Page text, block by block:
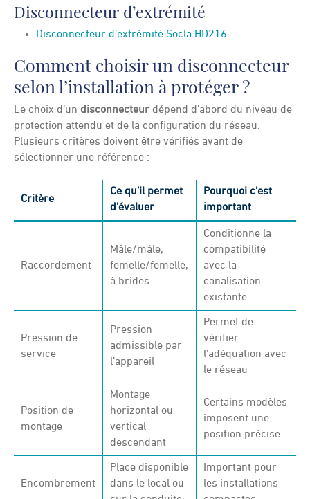
Disconnecteur d’extrémité
Disconnecteur d’extrémité Socla HD216
Comment choisir un disconnecteur
selon l’installation à protéger ?
Le choix d’un disconnecteur dépend d’abord du niveau de
protection attendu et de la configuration du réseau.
Plusieurs critères doivent être vérifiés avant de
sélectionner une référence :
Critère
Ce qu’il permet
d’évaluer
Pourquoi c’est
important
Raccordement
Mâle/mâle,
femelle/femelle,
à brides
Conditionne la
compatibilité
avec la
canalisation
existante
Pression de
service
Pression
admissible par
l’appareil
Permet de
vérifier
l’adéquation avec
le réseau
Position de
montage
Montage
horizontal ou
vertical
descendant
Certains modèles
imposent une
position précise
Encombrement
Place disponible
dans le local ou
Important pour
les installations